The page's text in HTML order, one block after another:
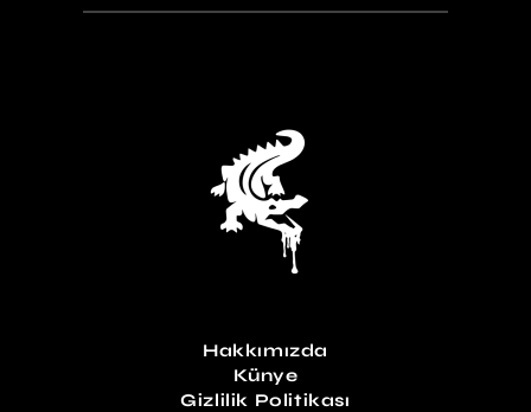
Hakkımızda
Künye
Gizlilik Politikası